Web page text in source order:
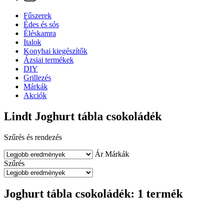
Fűszerek
Édes és sós
Éléskamra
Italok
Konyhai kiegészítők
Ázsiai termékek
DIY
Grillezés
Márkák
Akciók
Lindt Joghurt tábla csokoládék
Szűrés és rendezés
Ár Márkák
Szűrés
Joghurt tábla csokoládék: 1 termék